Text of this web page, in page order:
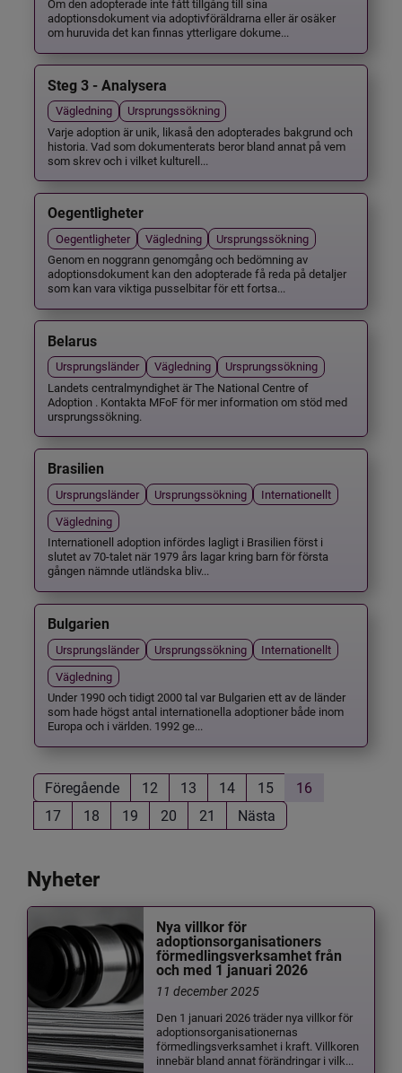
Om den adopterade inte fått tillgång till sina
adoptionsdokument via adoptivföräldrarna eller är osäker
om huruvida det kan finnas ytterligare dokume...
Steg 3 - Analysera
Vägledning
Ursprungssökning
Varje adoption är unik, likaså den adopterades bakgrund och
historia. Vad som dokumenterats beror bland annat på vem
som skrev och i vilket kulturell...
Oegentligheter
Oegentligheter Vägledning
Ursprungssökning
Genom en noggrann genomgång och bedömning av
adoptionsdokument kan den adopterade få reda på detaljer
som kan vara viktiga pusselbitar för ett fortsa...
Belarus
Ursprungsländer Vägledning
Ursprungssökning
Landets centralmyndighet är The National Centre of
Adoption . Kontakta MFoF för mer information om stöd med
ursprungssökning.
Brasilien
Ursprungsländer Ursprungssökning
Internationellt
Vägledning
Internationell adoption infördes lagligt i Brasilien först i
slutet av 70-talet när 1979 års lagar kring barn för första
gången nämnde utländska bliv...
Bulgarien
Ursprungsländer Ursprungssökning
Internationellt
Vägledning
Under 1990 och tidigt 2000 tal var Bulgarien ett av de länder
som hade högst antal internationella adoptioner både inom
Europa och i världen. 1992 ge...
Föregående 12 13 14 15
16
17
18 19 20 21 Nästa
Nyheter
Nya villkor för
adoptionsorganisationers
förmedlingsverksamhet från
och med 1 januari 2026
11 december 2025
Den 1 januari 2026 träder nya villkor för
adoptionsorganisationernas
förmedlingsverksamhet i kraft. Villkoren
innebär bland annat förändringar i vilk...